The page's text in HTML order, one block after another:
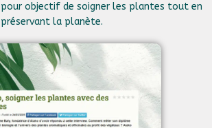
pour objectif de soigner les plantes tout en
préservant la planète.